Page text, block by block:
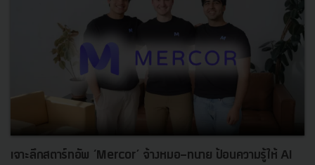
เจาะลึกสตาร์ทอัพ ‘Mercor’ จ้างหมอ-ทนาย ป้อนความรู้ให้ AI